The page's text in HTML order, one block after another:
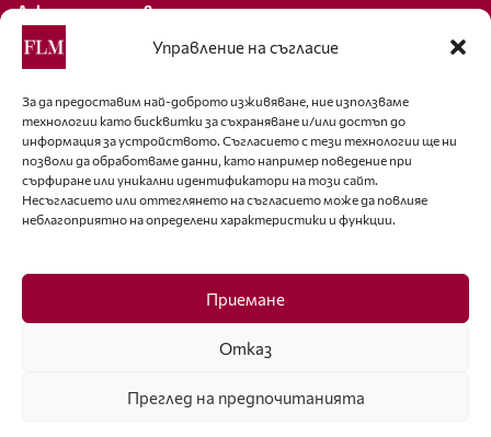
Управление на съгласие
За да предоставим най-доброто изживяване, ние използваме
технологии като бисквитки за съхраняване и/или достъп до
информация за устройството. Съгласието с тези технологии ще ни
позволи да обработваме данни, като например поведение при
сърфиране или уникални идентификатори на този сайт.
Несъгласието или оттеглянето на съгласието може да повлияе
неблагоприятно на определени характеристики и функции.
Приемане
Отказ
Преглед на предпочитанията
Декларация за поверителност
Политика за бисквитки
За контакти
editor@fashion-lifestyle.net
+359 88 227 33 47
Последвайте ни
Facebook
ISSN 1314-8915 Copyright © 2007-2025 Ot igla do konetz Ltd. & Fashion.bg